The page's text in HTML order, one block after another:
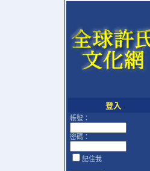
登入
帳號：
密碼：
記住我